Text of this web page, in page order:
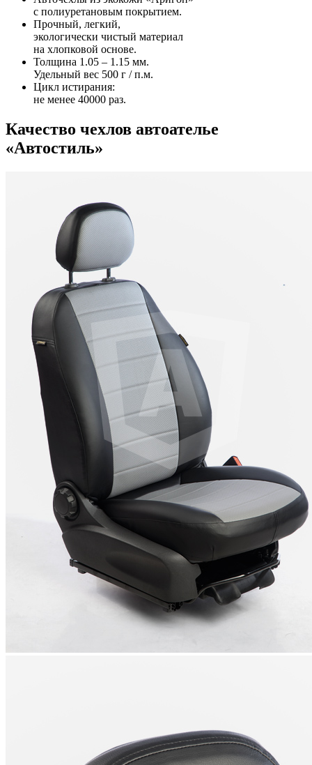
с полиуретановым покрытием.
Прочный, легкий,
экологически чистый материал
на хлопковой основе.
Толщина 1.05 – 1.15 мм.
Удельный вес 500 г / п.м.
Цикл истирания:
не менее 40000 раз.
Качество чехлов автоателье
«Автостиль»